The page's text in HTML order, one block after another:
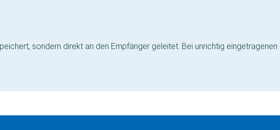
sondern direkt an den Empfänger geleitet. Bei unrichtig